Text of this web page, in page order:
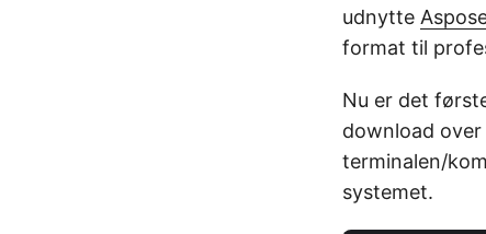
udnytte
format til
Nu er det
download over
terminalen/
systemet.